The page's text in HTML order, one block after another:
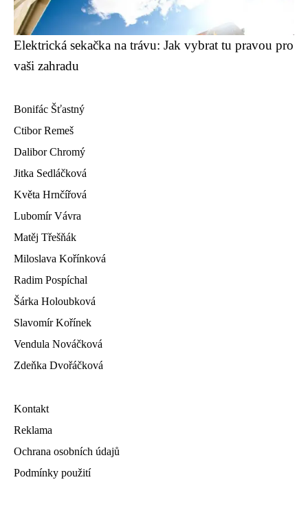
Elektrická sekačka na trávu: Jak vybrat tu pravou pro
vaši zahradu
Bonifác Šťastný
Ctibor Remeš
Dalibor Chromý
Jitka Sedláčková
Květa Hrnčířová
Lubomír Vávra
Matěj Třešňák
Miloslava Kořínková
Radim Pospíchal
Šárka Holoubková
Slavomír Kořínek
Vendula Nováčková
Zdeňka Dvořáčková
Kontakt
Reklama
Ochrana osobních údajů
Podmínky použití